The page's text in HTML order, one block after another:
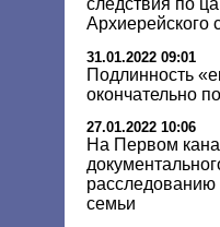
следствия по
Архиерейского
31.01.2022 09:01
Подлинность
окончательно
27.01.2022 10:06
На Первом
расследованию
семьи